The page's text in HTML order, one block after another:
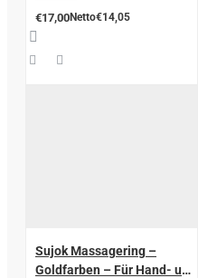
€17,00Netto€14,05
Sujok Massagering –
Goldfarben – Für Hand- und